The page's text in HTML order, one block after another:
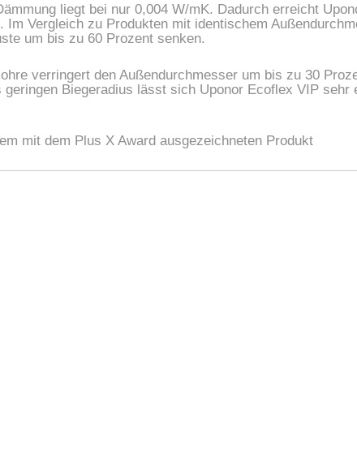
liegt bei nur 0,004 W/mK. Dadurch erreicht
Im Vergleich zu Produkten mit identischem
um bis zu 60 Prozent senken.
verringert den Außendurchmesser um bis zu 30
Biegeradius lässt sich Uponor Ecoflex VIP
mit dem Plus X Award ausgezeichneten Produkt